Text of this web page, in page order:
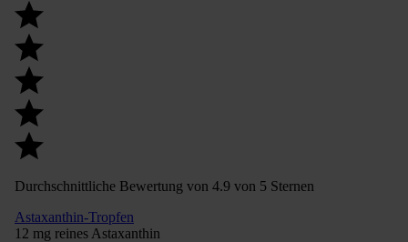
Durchschnittliche Bewertung von 4.9 von 5 Sternen
Astaxanthin-Tropfen
12 mg reines Astaxanthin